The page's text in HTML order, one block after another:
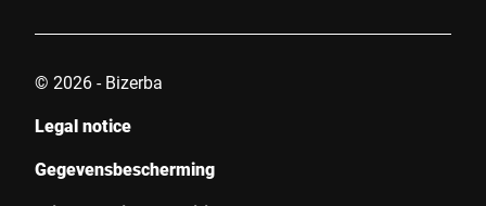
© 2026 - Bizerba
Legal notice
Gegevensbescherming